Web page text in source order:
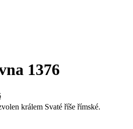
1376
králem Svaté říše římské.